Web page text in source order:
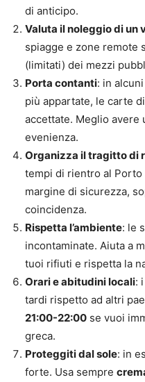
di anticipo.
Valuta il noleggio di un
spiagge e zone remote
(limitati) dei mezzi
Porta contanti: in
più appartate, le carte
accettate. Meglio avere
evenienza.
Organizza il tragitto di
tempi di rientro al
margine di sicurezza,
coincidenza.
Rispetta l’ambiente: le
incontaminate. Aiuta a
tuoi rifiuti e rispetta la
Orari e abitudini locali:
tardi rispetto ad altri
21:00-22:00 se vuoi
greca.
Proteggiti dal sole: in
forte. Usa sempre